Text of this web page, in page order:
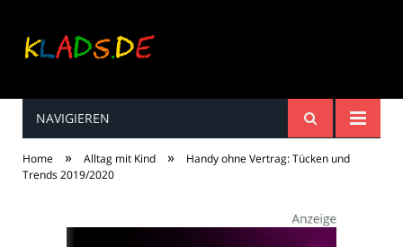
Kinderreime, Spiele,
NAVIGIEREN
Home » Alltag mit Kind »
Handy ohne Vertrag: Tücken und
Trends 2019/2020